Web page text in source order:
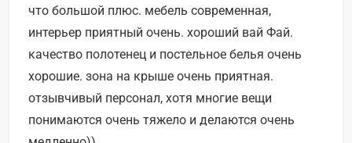
что большой плюс. мебель современная,
интерьер приятный очень. хороший вай Фай.
качество полотенец и постельное белья очень
хорошие. зона на крыше очень приятная.
отзывчивый персонал, хотя многие вещи
понимаются очень тяжело и делаются очень